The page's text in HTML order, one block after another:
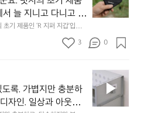
에
도
이
중
인
차
안
미
멀
👌🏼
서 늘 지니고 다니고 싶
, 색감 사이의 아주 미
들자면 일에 집중하
쳐 놓아도 시야에 걸
중에서도 슬림함에 철
도와 넉넉한 수납력을
얇게 설계했습니다.
기 제품인 ‘R 지퍼 지갑’입니
건에는 크기, 무게, 형태, 색감
를 들자면 일에 집중하느라 책
한 수납력을 해치치 않는 선에
인과 사용감은, 꼭 직접 손으로
처
음
든
0
년
이
넘
3 0
록. 가볍지만 충분하
자인. 일상과 아웃도
필
요
한
것